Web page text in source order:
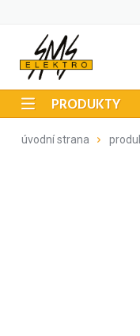
PRODUKTY
úvodní strana